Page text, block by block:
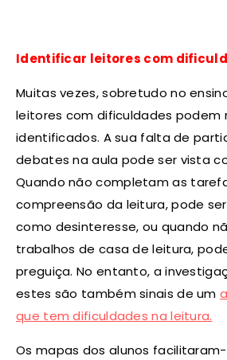
Identificar leitores com
Muitas vezes, sobretudo no
leitores com dificuldades podem
identificados. A sua falta de
debates na aula pode ser vista
Quando não completam as
compreensão da leitura, pode
como desinteresse, ou quando
trabalhos de casa de leitura,
preguiça. No entanto, a
estes são também sinais de um
que tem dificuldades na leitura.
Os mapas dos alunos